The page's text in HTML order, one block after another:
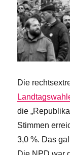
Die
die
Stimmen
3,0 %. Das